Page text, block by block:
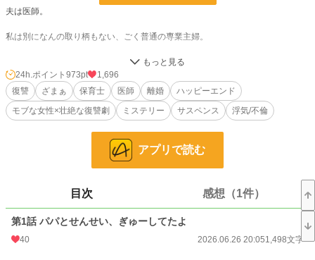
夫は医師。
私は別になんの取り柄もない、ごく普通の専業主婦。
4歳の息子･夏輝を育てながら、穏やかな毎日を送っていた。
そう思っていた。
何気なく息子が口にしたひとこと。
その無邪気なひとことで、私は夫と保育園の先生の関係を知ることになる。
24h.ポイント 973pt
1,696
復讐
ざまぁ 保育士 医師 離婚
ハッピーエンド
モブな女性×壮絶な復讐劇
ミステリー サスペンス 浮気/不倫
アプリで読む
目次 感想（1件）
第1話 パパとせんせい、ぎゅーしてたよ
40 2026.06.26 20:051,498文字